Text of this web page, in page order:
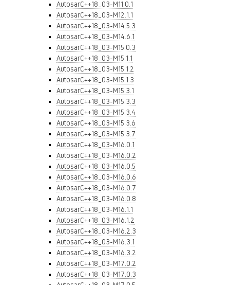
AutosarC++18_03-M11.0.1
AutosarC++18_03-M12.1.1
AutosarC++18_03-M14.5.3
AutosarC++18_03-M14.6.1
AutosarC++18_03-M15.0.3
AutosarC++18_03-M15.1.1
AutosarC++18_03-M15.1.2
AutosarC++18_03-M15.1.3
AutosarC++18_03-M15.3.1
AutosarC++18_03-M15.3.3
AutosarC++18_03-M15.3.4
AutosarC++18_03-M15.3.6
AutosarC++18_03-M15.3.7
AutosarC++18_03-M16.0.1
AutosarC++18_03-M16.0.2
AutosarC++18_03-M16.0.5
AutosarC++18_03-M16.0.6
AutosarC++18_03-M16.0.7
AutosarC++18_03-M16.0.8
AutosarC++18_03-M16.1.1
AutosarC++18_03-M16.1.2
AutosarC++18_03-M16.2.3
AutosarC++18_03-M16.3.1
AutosarC++18_03-M16.3.2
AutosarC++18_03-M17.0.2
AutosarC++18_03-M17.0.3